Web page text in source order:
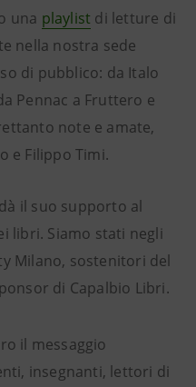
una playlist di letture di
nella nostra sede
di pubblico: da Italo
Pennac a Fruttero e
note e amate,
e Filippo Timi.
il suo supporto al
libri. Siamo stati negli
Milano, sostenitori del
di Capalbio Libri.
il messaggio
insegnanti, lettori di